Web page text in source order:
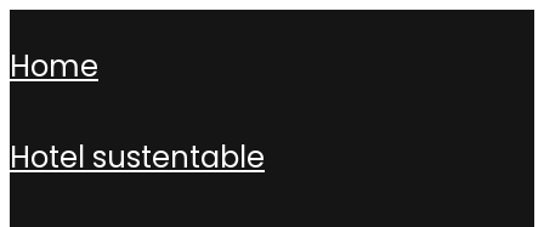
home
hotel sustentable